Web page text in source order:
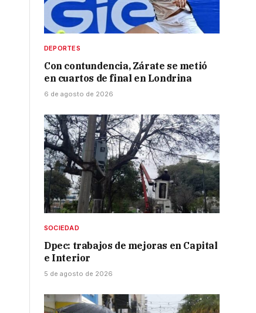
DEPORTES
Con contundencia, Zárate se metió
en cuartos de final en Londrina
6 de agosto de 2026
SOCIEDAD
Dpec: trabajos de mejoras en Capital
e Interior
5 de agosto de 2026